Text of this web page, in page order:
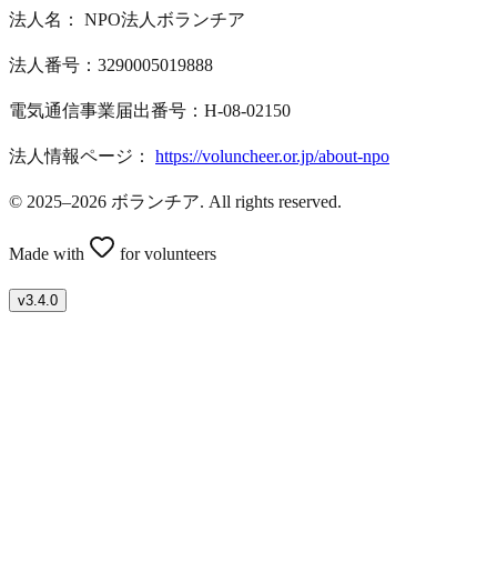
法人名： NPO法人ボランチア
法人番号：3290005019888
電気通信事業届出番号：H-08-02150
法人情報ページ： https://voluncheer.or.jp/about-npo
© 2025–2026 ボランチア. All rights reserved.
Made with for volunteers
v3.4.0